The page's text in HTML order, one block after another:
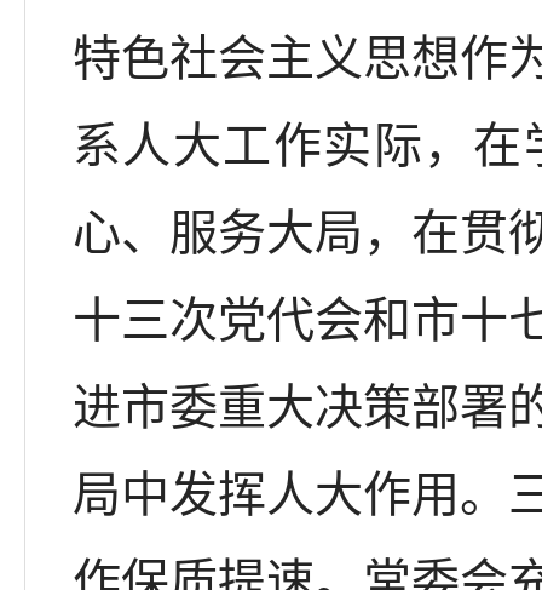
特色社会主义思想作
系人大工作实际，
心、服务大局，在贯
十三次党代会和市十
进市委重大决策部署
局中发挥人大作用。